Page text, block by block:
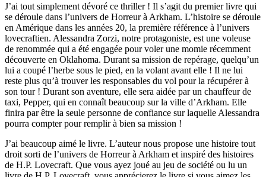
J’ai tout simplement dévoré ce thriller ! Il s’agit du premier livre qui
se déroule dans l’univers de Horreur à Arkham. L’histoire se déroule
en Amérique dans les années 20, la première référence à l’univers
lovecraftien. Alessandra Zorzi, notre protagoniste, est une voleuse
de renommée qui a été engagée pour voler une momie récemment
découverte en Oklahoma. Durant sa mission de repérage, quelqu’un
lui a coupé l’herbe sous le pied, en la volant avant elle ! Il ne lui
reste plus qu’à trouver les responsables du vol pour la récupérer à
son tour ! Durant son aventure, elle sera aidée par un chauffeur de
taxi, Pepper, qui en connaît beaucoup sur la ville d’Arkham. Elle
finira par être la seule personne de confiance sur laquelle Alessandra
pourra compter pour remplir à bien sa mission !
J’ai beaucoup aimé le livre. L’auteur nous propose une histoire tout
droit sorti de l’univers de Horreur à Arkham et inspiré des histoires
de H.P. Lovecraft. Que vous ayez joué au jeu de société ou lu un